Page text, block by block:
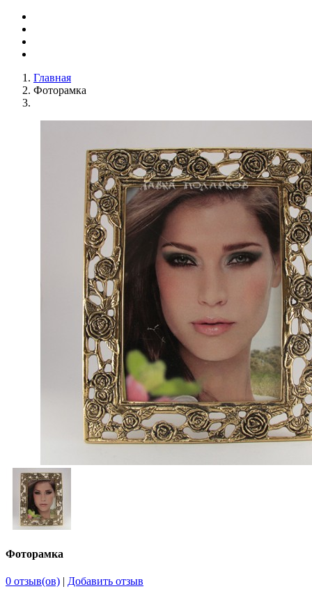
Главная
Фоторамка
Фоторамка
0 отзыв(ов) | Добавить отзыв